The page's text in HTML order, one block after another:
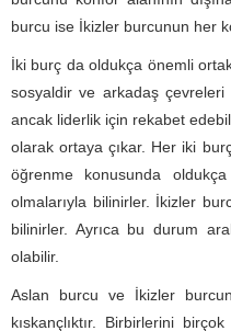
burcu ise İkizler burcunun her
İki burç da oldukça önemli
sosyaldir ve arkadaş
ancak liderlik için rekabet
olarak ortaya çıkar. Her iki
öğrenme konusunda
olmalarıyla bilinirler. İkizler
bilinirler. Ayrıca bu durum
olabilir.
Aslan burcu ve İkizler
kıskançlıktır. Birbirlerini